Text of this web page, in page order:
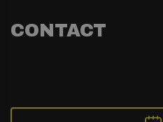
CONTACT